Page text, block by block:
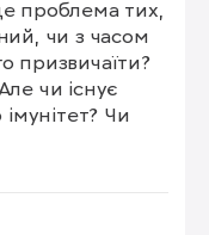
проблема тих,
чи з часом
призвичаїти?
чи існує
Чи